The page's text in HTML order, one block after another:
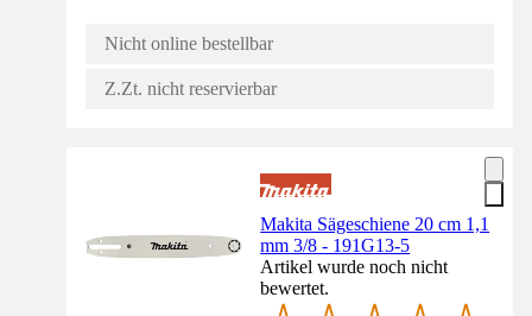
Nicht online bestellbar
Z.Zt. nicht reservierbar
Makita Sägeschiene 20 cm 1,1
mm 3/8 - 191G13-5
Artikel wurde noch nicht
bewertet.